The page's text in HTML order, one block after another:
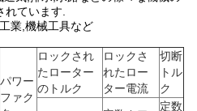
れています.
業,機械工具など
パワー
ファク
ロックされ
たローター
のトルク
ロックさ
れたロー
ター電流
切断
トル
ク
定数